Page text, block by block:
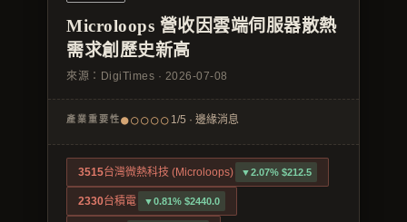
Microloops 營收因雲端伺服器散熱
需求創歷史新高
來源： DigiTimes · 2026-07-08
產業重要性●○○○○ 1/5 · 邊緣消息
3515台灣微熱科技 (Microloops) ▼2.07% $212.5
2330台積電 ▼0.81% $2440.0